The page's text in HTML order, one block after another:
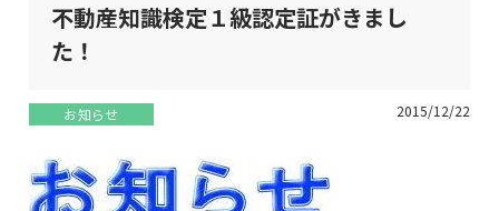
不動産知識検定１級認定証がきまし
た！
お知らせ 2015/12/22